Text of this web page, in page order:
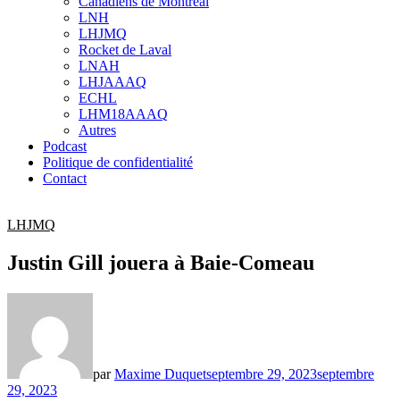
sub
menu
LNH
LHJMQ
Rocket de Laval
LNAH
LHJAAAQ
ECHL
LHM18AAAQ
Autres
Podcast
Politique de confidentialité
Contact
LHJMQ
Justin Gill jouera à Baie-Comeau
parMaxime Duquetseptembre 29, 2023septembre
29, 2023